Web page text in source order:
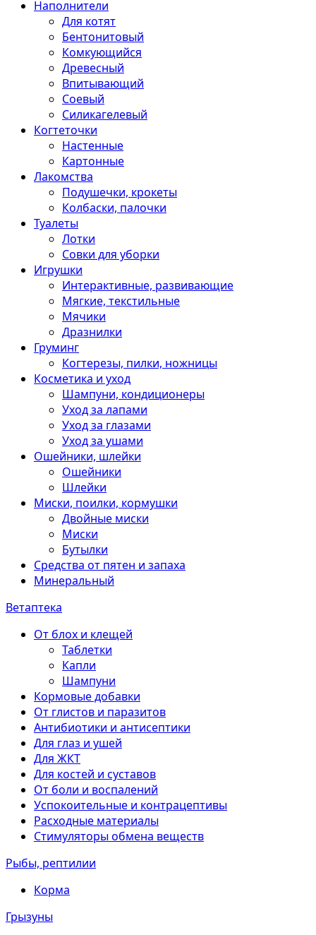
Наполнители
Для котят
Бентонитовый
Комкующийся
Древесный
Впитывающий
Соевый
Силикагелевый
Когтеточки
Настенные
Картонные
Лакомства
Подушечки, крокеты
Колбаски, палочки
Туалеты
Лотки
Совки для уборки
Игрушки
Интерактивные, развивающие
Мягкие, текстильные
Мячики
Дразнилки
Груминг
Когтерезы, пилки, ножницы
Косметика и уход
Шампуни, кондиционеры
Уход за лапами
Уход за глазами
Уход за ушами
Ошейники, шлейки
Ошейники
Шлейки
Миски, поилки, кормушки
Двойные миски
Миски
Бутылки
Средства от пятен и запаха
Минеральный
Ветаптека
От блох и клещей
Таблетки
Капли
Шампуни
Кормовые добавки
От глистов и паразитов
Антибиотики и антисептики
Для глаз и ушей
Для ЖКТ
Для костей и суставов
От боли и воспалений
Успокоительные и контрацептивы
Расходные материалы
Стимуляторы обмена веществ
Рыбы, рептилии
Корма
Грызуны